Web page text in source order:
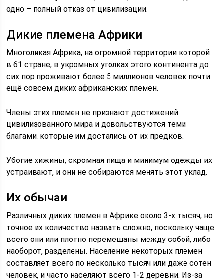
одно – полный отказ от цивилизации.
Дикие племена Африки
Многоликая Африка, на огромной территории которой
в 61 стране, в укромных уголках этого континента до
сих пор проживают более 5 миллионов человек почти
ещё совсем диких африканских племен.
Члены этих племен не признают достижений
цивилизованного мира и довольствуются теми
благами, которые им достались от их предков.
Убогие хижины, скромная пища и минимум одежды их
устраивают, и они не собираются менять этот уклад.
Их обычаи
Различных диких племен в Африке около 3-х тысяч, но
точное их количество назвать сложно, поскольку чаще
всего они или плотно перемешаны между собой, либо
наоборот, разделены. Население некоторых племен
составляет всего по несколько тысяч или даже сотен
человек, и часто населяют всего 1-2 деревни. Из-за